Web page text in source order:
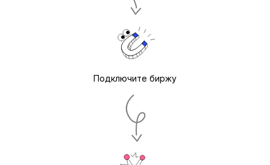
Подключите биржу